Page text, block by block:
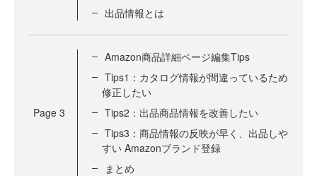
出品情報とは
Page 3
Amazon商品詳細ページ編集Tips
Tips1：カタログ情報が間違っているため
修正したい
Tips2：出品商品情報を改善したい
Tips3：商品情報の反映が早く、出品しや
すい Amazonブランド登録
まとめ